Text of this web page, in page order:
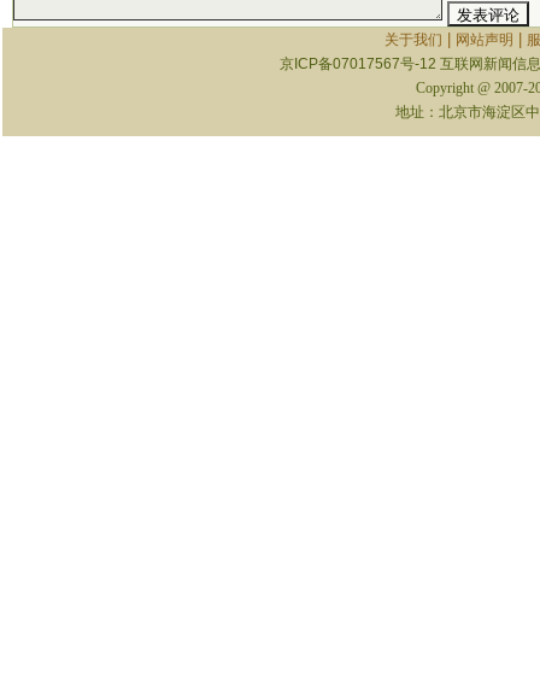
关于我们 网站声明
京ICP备07017567号-12 互联网新闻信
Copyright @ 2007-
地址：北京市海淀区